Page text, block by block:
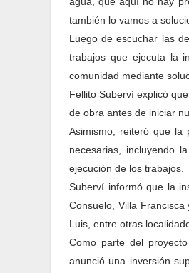
también lo vamos a
Luego de escuchar las
trabajos que ejecuta la
comunidad mediante
Fellito Suberví explicó
de obra antes de iniciar
Asimismo, reiteró que la
necesarias, incluyendo
ejecución de los trabajos.
Suberví informó que la
Consuelo, Villa
Luis, entre otras
Como parte del
anunció una inversión